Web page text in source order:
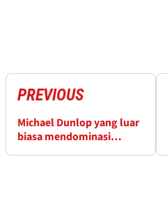
PREVIOUS
Michael Dunlop yang luar
biasa mendominasi